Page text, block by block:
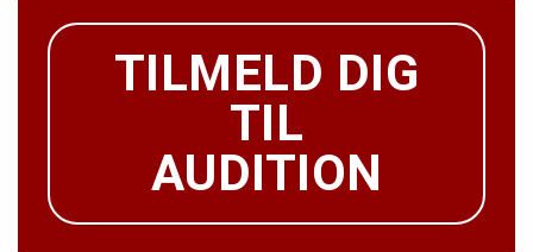
TILMELD DIG
TIL
AUDITION